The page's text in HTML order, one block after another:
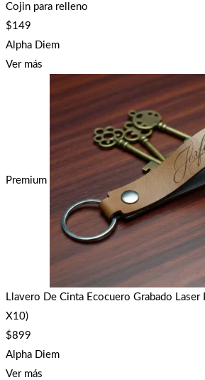
Cojin para relleno
$149
Alpha Diem
Ver más
Premium
Llavero De Cinta Ecocuero Grabado Laser
X10)
$899
Alpha Diem
Ver más